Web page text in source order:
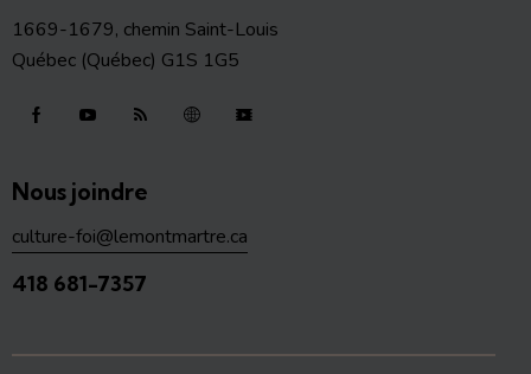
1669-1679, chemin Saint-Louis
Québec (Québec) G1S 1G5
Nous joindre
culture-foi@lemontmartre.ca
418 681-7357